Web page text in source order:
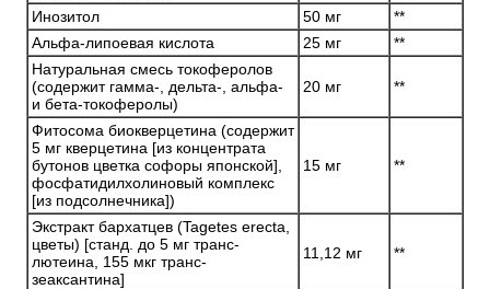
Инозитол
50 мг
**
Альфа-липоевая кислота
25 мг
**
Натуральная смесь токоферолов
(содержит гамма-, дельта-, альфа-
и бета-токоферолы)
20 мг **
Фитосома биокверцетина (содержит
5 мг кверцетина [из концентрата
бутонов цветка софоры японской],
фосфатидилхолиновый комплекс
[из подсолнечника])
15 мг **
Экстракт бархатцев (Tagetes erecta,
цветы) [станд. до 5 мг транс-
лютеина, 155 мкг транс-
зеаксантина]
11,12 мг **